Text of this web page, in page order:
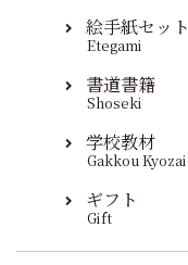
絵手紙セット
Etegami
書道書籍
Shoseki
学校教材
Gakkou Kyozai
ギフト
Gift